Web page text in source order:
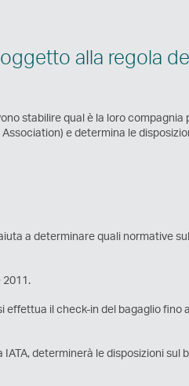
alla regola
stabilire qual è la loro
e determina le
a determinare quali normative
2011.
il check-in del bagaglio fino
determinerà le disposizioni sul